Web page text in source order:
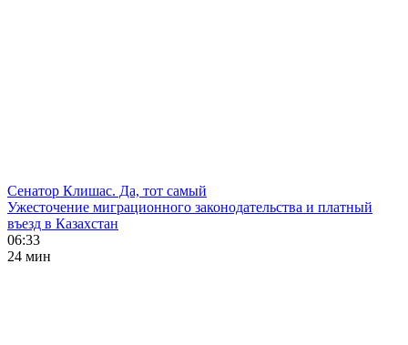
Сенатор Клишас. Да, тот самый
Ужесточение миграционного законодательства и платный
въезд в Казахстан
06:33
24 мин